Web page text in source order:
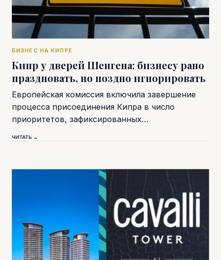
БИЗНЕС НА КИПРЕ
Кипр у дверей Шенгена: бизнесу рано
праздновать, но поздно игнорировать
Европейская комиссия включила завершение
процесса присоединения Кипра в число
приоритетов, зафиксированных…
ЧИТАТЬ →